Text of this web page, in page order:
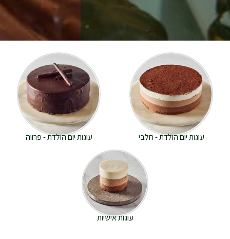
עוגות יום הולדת - חלבי עוגות יום הולדת - פרווה
עוגות אישיות